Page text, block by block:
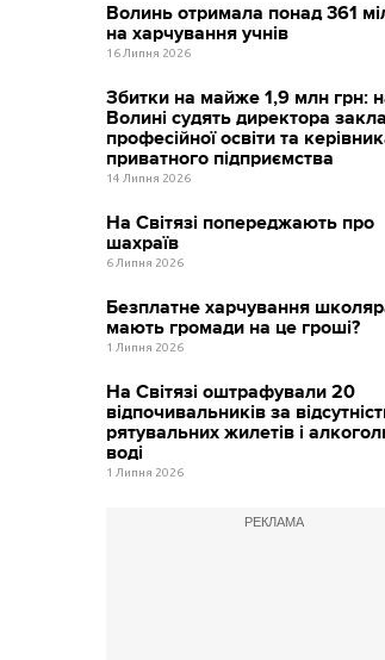
Волинь отримала понад 361
на харчування учнів
16 Липня 2026
Збитки на майже 1,9 млн грн:
Волині судять директора
професійної освіти та
приватного підприємства
14 Липня 2026
На Світязі попереджають про
шахраїв
6 Липня 2026
Безплатне харчування
мають громади на це гроші?
1 Липня 2026
На Світязі оштрафували 20
відпочивальників за
рятувальних жилетів і
воді
1 Липня 2026
РЕКЛАМА